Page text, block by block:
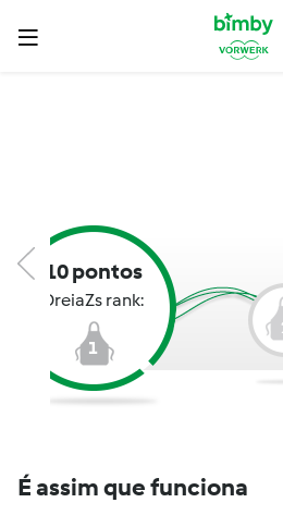
10 pontos
DreiaZs rank:
1
É assim que funciona